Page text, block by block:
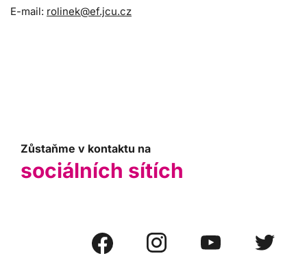
E-mail: rolinek@ef.jcu.cz
Zůstaňme v kontaktu na
sociálních sítích